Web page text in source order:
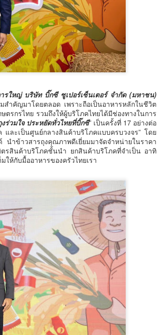
รใหญ่ บริษัท บิ๊กซี ซูเปอร์เซ็นเตอร์ จำกัด (มหาชน)
สำคัญมาโดยตลอด เพราะถือเป็นอาหารหลักในชีวิต
รกรไทย รวมถึงให้ผู้บริโภคไทยได้มีช่องทางในการ
งร่วมใจ ประหยัดทั่วไทยที่บิ๊กซี” เป็นครั้งที่ 17 อย่างต่อ
ละเป็นศูนย์กลางสินค้าบริโภคแบบครบวงจร” โดย
ข้าวสารถุงคุณภาพดีเยี่ยมมาจัดจำหน่ายในราคา
ตรสินค้าบริโภคชั้นนำ ยกสินค้าบริโภคที่จำเป็น อาทิ
ให้กับมื้ออาหารของครัวไทยเรา
.) เสนอ เพื่อเป็นวัด
งพิจารณาในการจัด
การไมโคร
ราก​ เมื่อ
บทุนมนุษย์
โลยีที่เหมาะสมเป็น
ร่งรัดการวิจัย
พัฒนาพื้นที่
ง “ทำอย่างไรให้
ษฐกิจสร้างโอกาสให้
สร้างมูลค่าทาง
ความพร้อมอีก
เงินครั้งยิ่งใหญ่
Korat 2026
งเน้นการเป็น
นให้กลายเป็น
ม่ทางการเงิน
รั้งในการเข้าร่วม